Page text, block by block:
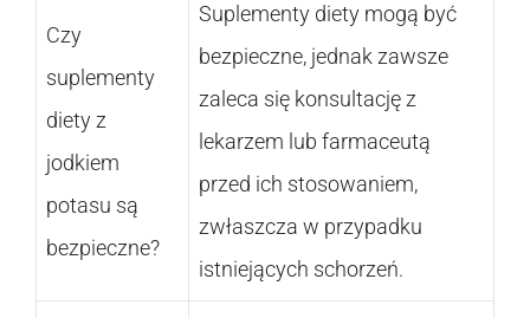
Czy
suplementy
diety z
jodkiem
potasu są
bezpieczne?
Suplementy diety mogą być
bezpieczne, jednak zawsze
zaleca się konsultację z
lekarzem lub farmaceutą
przed ich stosowaniem,
zwłaszcza w przypadku
istniejących schorzeń.